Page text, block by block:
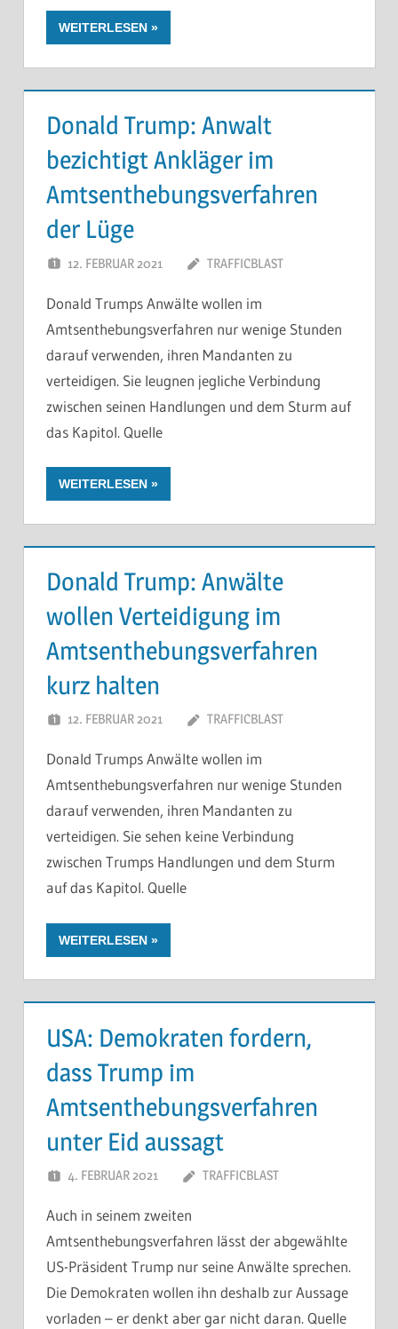
WEITERLESEN
Donald Trump: Anwalt
bezichtigt Ankläger im
Amtsenthebungsverfahren
der Lüge
12. FEBRUAR 2021 TRAFFICBLAST
Donald Trumps Anwälte wollen im
Amtsenthebungsverfahren nur wenige Stunden
darauf verwenden, ihren Mandanten zu
verteidigen. Sie leugnen jegliche Verbindung
zwischen seinen Handlungen und dem Sturm auf
das Kapitol. Quelle
WEITERLESEN
Donald Trump: Anwälte
wollen Verteidigung im
Amtsenthebungsverfahren
kurz halten
12. FEBRUAR 2021 TRAFFICBLAST
Donald Trumps Anwälte wollen im
Amtsenthebungsverfahren nur wenige Stunden
darauf verwenden, ihren Mandanten zu
verteidigen. Sie sehen keine Verbindung
zwischen Trumps Handlungen und dem Sturm
auf das Kapitol. Quelle
WEITERLESEN
USA: Demokraten fordern,
dass Trump im
Amtsenthebungsverfahren
unter Eid aussagt
4. FEBRUAR 2021 TRAFFICBLAST
Auch in seinem zweiten
Amtsenthebungsverfahren lässt der abgewählte
US-Präsident Trump nur seine Anwälte sprechen.
Die Demokraten wollen ihn deshalb zur Aussage
vorladen – er denkt aber gar nicht daran. Quelle